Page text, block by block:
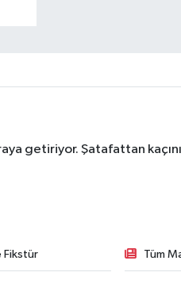
getiriyor. Şatafattan
Fikstür Tüm